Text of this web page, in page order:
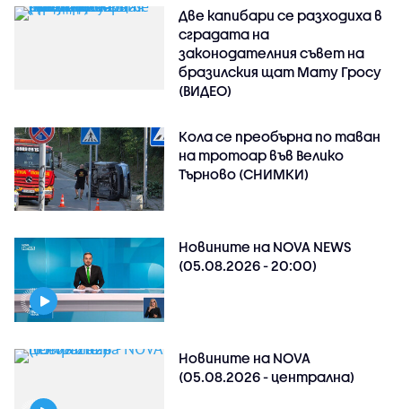
Две капибари се разходиха в
сградата на
законодателния съвет на
бразилския щат Мату Гросу
(ВИДЕО)
Кола се преобърна по таван
на тротоар във Велико
Търново (СНИМКИ)
Новините на NOVA NEWS
(05.08.2026 - 20:00)
Новините на NOVA
(05.08.2026 - централна)